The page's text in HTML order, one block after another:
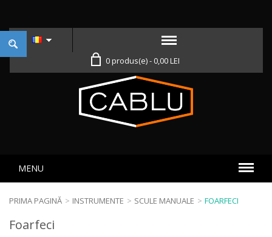
0 produs(e) - 0,00 LEI
MENU
PRIMA PAGINĂ > INSTRUMENTE > SCULE MANUALE > FOARFECI
Foarfeci